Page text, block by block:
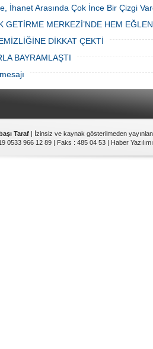
İhanet Arasında Çok İnce Bir Çizgi
GETİRME MERKEZİ’NDE HEM
DİKKAT ÇEKTİ
BAYRAMLAŞTI
Taraf | İzinsiz ve kaynak gösterilmeden
0533 966 12 89 | Faks : 485 04 53 | Haber Yazılımı